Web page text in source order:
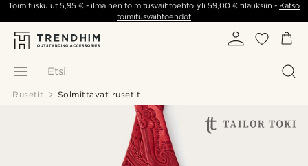
Etsi
Toimituskulut5,95 € - ilmainen toimitusvaihtoehto yli 59,00 €tilauksiin - Katso
toimitusvaihtoehdot
Rusetit Solmittavat rusetit